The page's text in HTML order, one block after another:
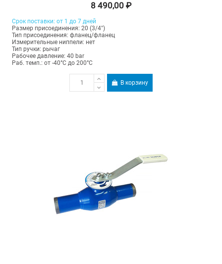
8 490,00 ₽
Срок поставки: от 1 до 7 дней
Размер присоединения: 20 (3/4")
Тип присоединения: фланец/фланец
Измерительные ниппели: нет
Тип ручки: рычаг
Рабочее давление: 40 bar
Раб. темп.: от -40°C до 200°C
В корзину